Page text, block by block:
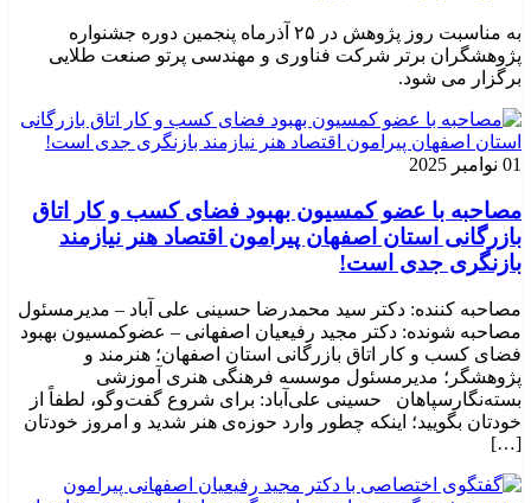
به مناسبت روز پژوهش در ۲۵ آذرماه پنجمین دوره جشنواره
پژوهشگران برتر شرکت فناوری و مهندسی پرتو صنعت طلایی
برگزار می شود.
01 نوامبر 2025
مصاحبه با عضو کمسیون بهبود فضای کسب و کار اتاق
بازرگانی استان اصفهان پیرامون اقتصاد هنر نیازمند
بازنگری جدی است!
مصاحبه کننده: دکتر سید محمدرضا حسینی علی آباد – مدیرمسئول
مصاحبه شونده: دکتر مجید رفیعیان اصفهانی – عضوکمسیون بهبود
فضای کسب و کار اتاق بازرگانی استان اصفهان؛ هنرمند و
پژوهشگر؛ ‌مدیرمسئول موسسه فرهنگی هنری آموزشی
بسته‌نگارسپاهان حسینی علی‌آباد: برای شروع گفت‌وگو، لطفاً از
خودتان بگویید؛ اینکه چطور وارد حوزه‌ی هنر شدید و امروز خودتان
[…]